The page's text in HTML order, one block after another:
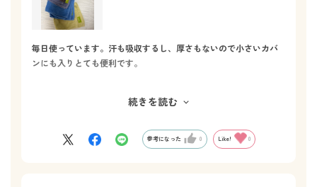
毎日使っています。汗も吸収するし、厚さもないので小さいカバ
ンにも入りとても便利です。
ク、黄色、オレンジがあるといいな、と思います。
続きを読む
参考になった 0 Like! 0